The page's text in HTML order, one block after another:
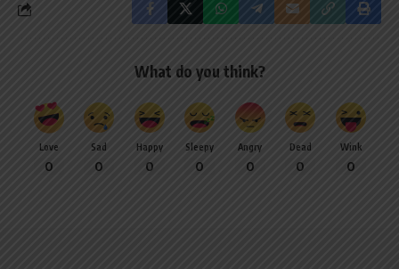
What do you think?
Love
0
Sad
0
Happy
0
Sleepy
0
Angry
0
Dead
0
Wink
0